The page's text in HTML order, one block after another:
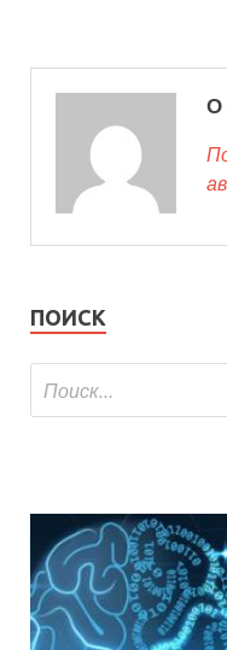
О
ПОИСК